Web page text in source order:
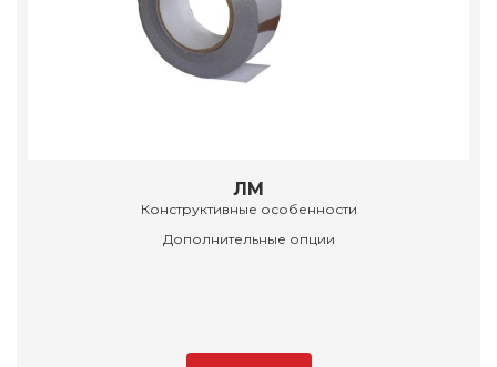
ЛМ
Конструктивные особенности
Дополнительные опции